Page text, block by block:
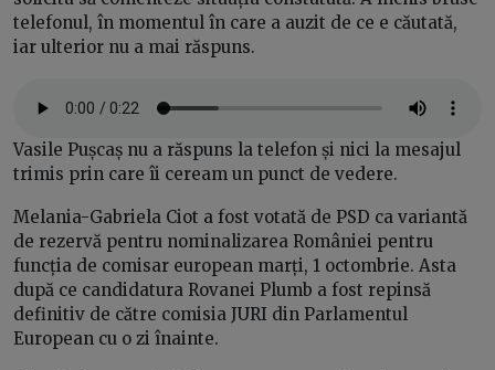
telefonul, în momentul în care a auzit de ce e căutată,
iar ulterior nu a mai răspuns.
Vasile Pușcaș nu a răspuns la telefon și nici la mesajul
trimis prin care îi ceream un punct de vedere.
Melania-Gabriela Ciot a fost votată de PSD ca variantă
de rezervă pentru nominalizarea României pentru
funcția de comisar european marți, 1 octombrie. Asta
după ce candidatura Rovanei Plumb a fost repinsă
definitiv de către comisia JURI din Parlamentul
European cu o zi înainte.